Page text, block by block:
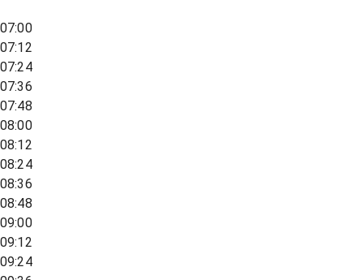
07:00
07:12
07:24
07:36
07:48
08:00
08:12
08:24
08:36
08:48
09:00
09:12
09:24